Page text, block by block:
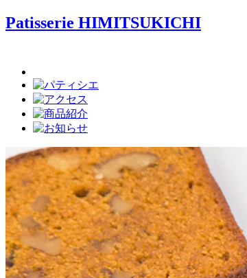
Patisserie HIMITSUKICHI